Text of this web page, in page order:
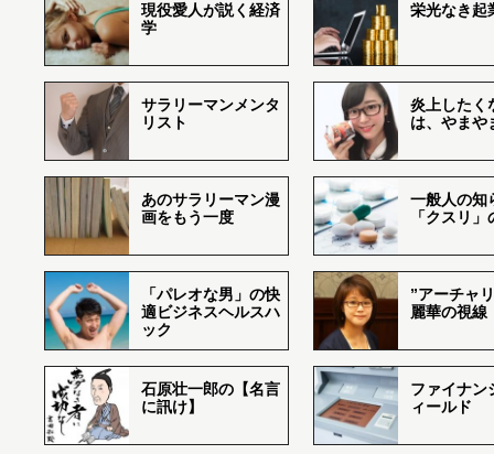
現役愛人が説く経済
学
栄光なき起
サラリーマンメンタ
リスト
炎上したく
は、やまや
あのサラリーマン漫
画をもう一度
一般人の知
「クスリ
「パレオな男」の快
適ビジネスヘルスハ
ック
”アーチャ
麗華の視線
石原壮一郎の【名言
に訊け】
ファイナン
ィールド